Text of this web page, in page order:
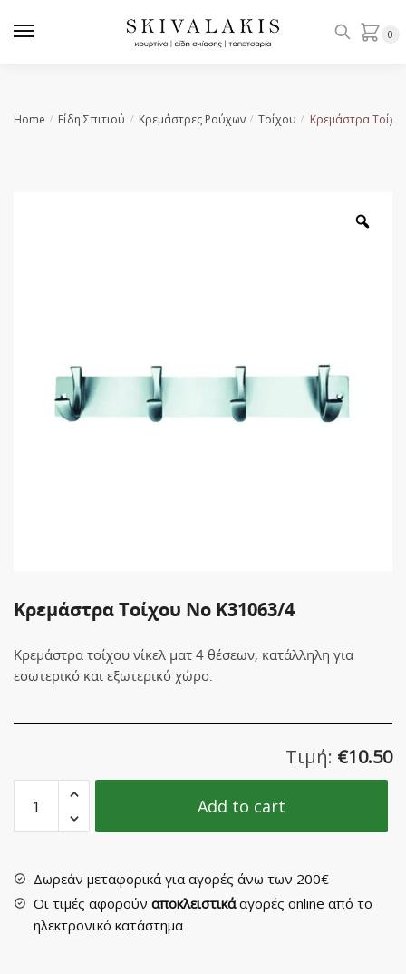
0
Home / Είδη Σπιτιού / Κρεμάστρες Ρούχων / Τοίχου / Κρεμάστρα
Κρεμάστρα Τοίχου Νο K31063/4
Κρεμάστρα τοίχου νίκελ ματ 4 θέσεων, κατάλληλη για
εσωτερικό και εξωτερικό χώρο.
Τιμή: €10.50
Κρεμάστρα
Τοίχου
Νο
quantity
Add to cart
Δωρεάν μεταφορικά για αγορές άνω των 200€
Οι τιμές αφορούν αποκλειστικάαγορές online από το
ηλεκτρονικό κατάστημα